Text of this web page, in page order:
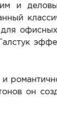
и
он